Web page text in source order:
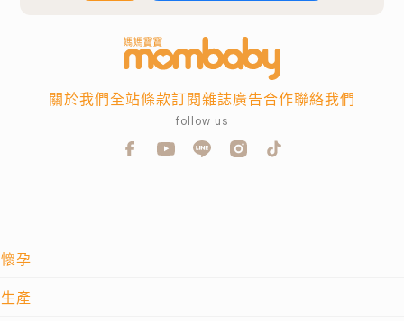
懷孕
生產
關於我們全站條款訂閱雜誌廣告合作聯絡我們
follow us